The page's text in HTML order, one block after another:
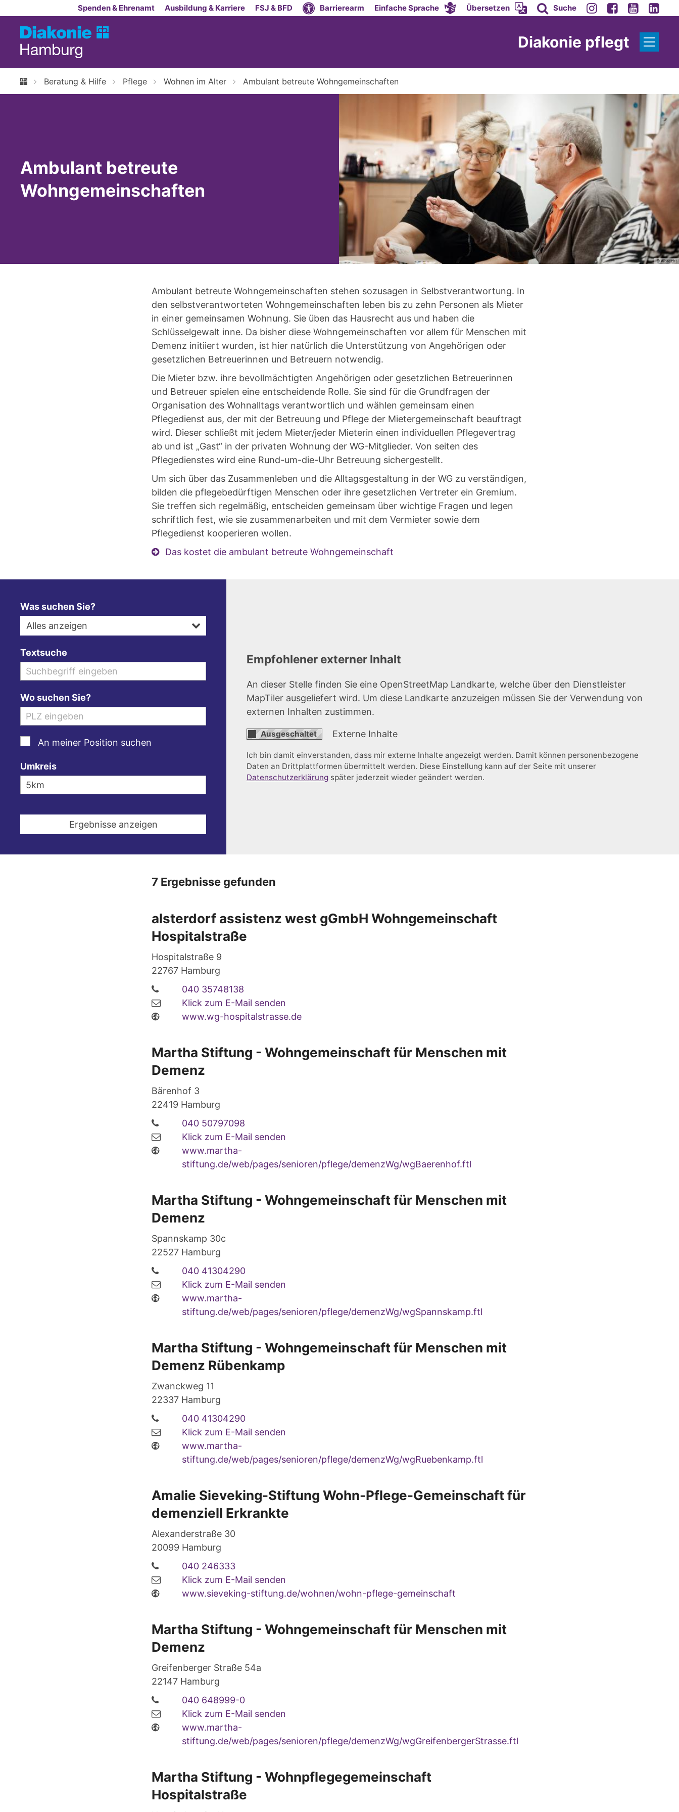
Zum Inhalt springenSpenden & Ehrenamt Ausbildung & Karriere FSJ & BFD Barrierearm Einfache Sprache Übersetzen Suche
Diakonie pflegt
Beratung & Hilfe Pflege Wohnen im Alter Ambulant betreute Wohngemeinschaften
© Albrecht
Ambulant betreute
Wohngemeinschaften
Ambulant betreute Wohngemeinschaften stehen sozusagen in Selbstverantwortung. In
den selbstverantworteten Wohngemeinschaften leben bis zu zehn Personen als Mieter
in einer gemeinsamen Wohnung. Sie üben das Hausrecht aus und haben die
Schlüsselgewalt inne. Da bisher diese Wohngemeinschaften vor allem für Menschen mit
Demenz initiiert wurden, ist hier natürlich die Unterstützung von Angehörigen oder
gesetzlichen Betreuerinnen und Betreuern notwendig.
Die Mieter bzw. ihre bevollmächtigten Angehörigen oder gesetzlichen Betreuerinnen
und Betreuer spielen eine entscheidende Rolle. Sie sind für die Grundfragen der
Organisation des Wohnalltags verantwortlich und wählen gemeinsam einen
Pflegedienst aus, der mit der Betreuung und Pflege der Mietergemeinschaft beauftragt
wird. Dieser schließt mit jedem Mieter/jeder Mieterin einen individuellen Pflegevertrag
ab und ist „Gast“ in der privaten Wohnung der WG-Mitglieder. Von seiten des
Pflegedienstes wird eine Rund-um-die-Uhr Betreuung sichergestellt.
Um sich über das Zusammenleben und die Alltagsgestaltung in der WG zu verständigen,
bilden die pflegebedürftigen Menschen oder ihre gesetzlichen Vertreter ein Gremium.
Sie treffen sich regelmäßig, entscheiden gemeinsam über wichtige Fragen und legen
schriftlich fest, wie sie zusammenarbeiten und mit dem Vermieter sowie dem
Pflegedienst kooperieren wollen.
Das kostet die ambulant betreute Wohngemeinschaft
Was suchen Sie?
Alles anzeigen
Textsuche
Wo suchen Sie?
An meiner Position suchen
Umkreis
Empfohlener externer Inhalt
An dieser Stelle finden Sie eine OpenStreetMap Landkarte, welche über den Dienstleister
MapTiler ausgeliefert wird. Um diese Landkarte anzuzeigen müssen Sie der Verwendung von
externen Inhalten zustimmen.
Externe Inhalte
Ich bin damit einverstanden, dass mir externe Inhalte angezeigt werden. Damit können personenbezogene
Daten an Drittplattformen übermittelt werden. Diese Einstellung kann auf der Seite mit unserer
Datenschutzerklärung später jederzeit wieder geändert werden.
7 Ergebnisse gefunden
alsterdorf assistenz west gGmbH Wohngemeinschaft
Hospitalstraße
Hospitalstraße 9
22767 Hamburg
040 35748138
Klick zum E-Mail senden
www.wg-hospitalstrasse.de
Martha Stiftung - Wohngemeinschaft für Menschen mit
Demenz
Bärenhof 3
22419 Hamburg
040 50797098
Klick zum E-Mail senden
www.martha-
stiftung.de/web/pages/senioren/pflege/demenzWg/wgBaerenhof.ftl
Martha Stiftung - Wohngemeinschaft für Menschen mit
Demenz
Spannskamp 30c
22527 Hamburg
040 41304290
Klick zum E-Mail senden
www.martha-
stiftung.de/web/pages/senioren/pflege/demenzWg/wgSpannskamp.ftl
Martha Stiftung - Wohngemeinschaft für Menschen mit
Demenz Rübenkamp
Zwanckweg 11
22337 Hamburg
040 41304290
Klick zum E-Mail senden
www.martha-
stiftung.de/web/pages/senioren/pflege/demenzWg/wgRuebenkamp.ftl
Amalie Sieveking-Stiftung Wohn-Pflege-Gemeinschaft für
demenziell Erkrankte
Alexanderstraße 30
20099 Hamburg
040 246333
Klick zum E-Mail senden
www.sieveking-stiftung.de/wohnen/wohn-pflege-gemeinschaft
Martha Stiftung - Wohngemeinschaft für Menschen mit
Demenz
Greifenberger Straße 54a
22147 Hamburg
040 648999-0
Klick zum E-Mail senden
www.martha-
stiftung.de/web/pages/senioren/pflege/demenzWg/wgGreifenbergerStrasse.ftl
Martha Stiftung - Wohnpflegegemeinschaft
Hospitalstraße